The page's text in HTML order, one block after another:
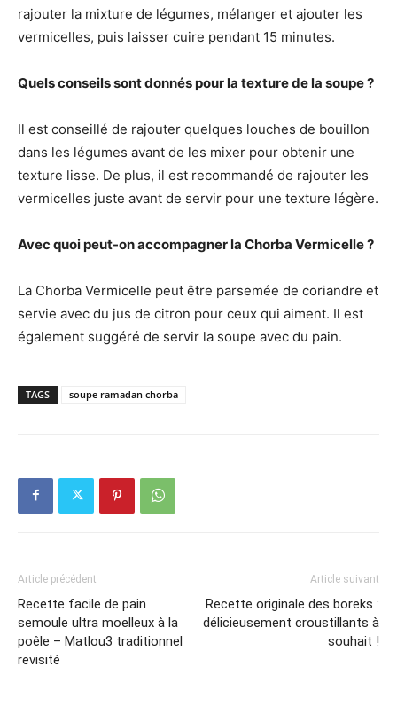
rajouter la mixture de légumes, mélanger et ajouter les
vermicelles, puis laisser cuire pendant 15 minutes.
Quels conseils sont donnés pour la texture de la soupe ?
Il est conseillé de rajouter quelques louches de bouillon
dans les légumes avant de les mixer pour obtenir une
texture lisse. De plus, il est recommandé de rajouter les
vermicelles juste avant de servir pour une texture légère.
Avec quoi peut-on accompagner la Chorba Vermicelle ?
La Chorba Vermicelle peut être parsemée de coriandre et
servie avec du jus de citron pour ceux qui aiment. Il est
également suggéré de servir la soupe avec du pain.
TAGS soupe ramadan chorba
Article précédent
Recette facile de pain
semoule ultra moelleux à la
poêle – Matlou3 traditionnel
revisité
Article suivant
Recette originale des boreks :
délicieusement croustillants à
souhait !